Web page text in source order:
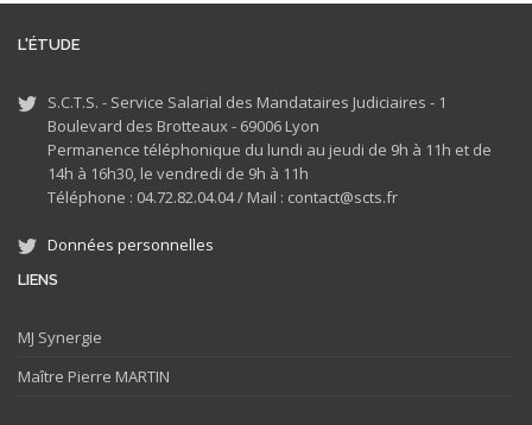
L'ÉTUDE
S.C.T.S. - Service Salarial des Mandataires Judiciaires - 1
Boulevard des Brotteaux - 69006 Lyon
Permanence téléphonique du lundi au jeudi de 9h à 11h et de
14h à 16h30, le vendredi de 9h à 11h
Téléphone : 04.72.82.04.04 / Mail : contact@scts.fr
Données personnelles
LIENS
MJ Synergie
Maître Pierre MARTIN